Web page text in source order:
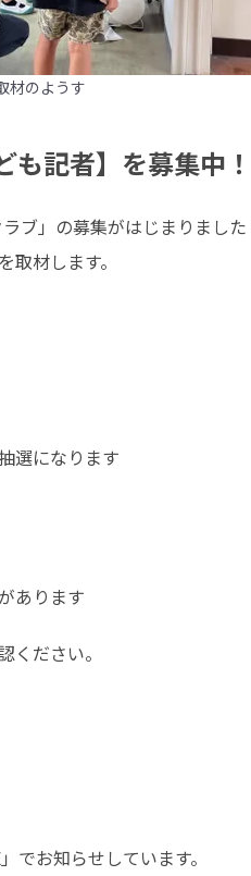
材のようす
記者】を募集中！
ブ」の募集がはじまりました
材します。
選になります
あります
でお知らせしています。